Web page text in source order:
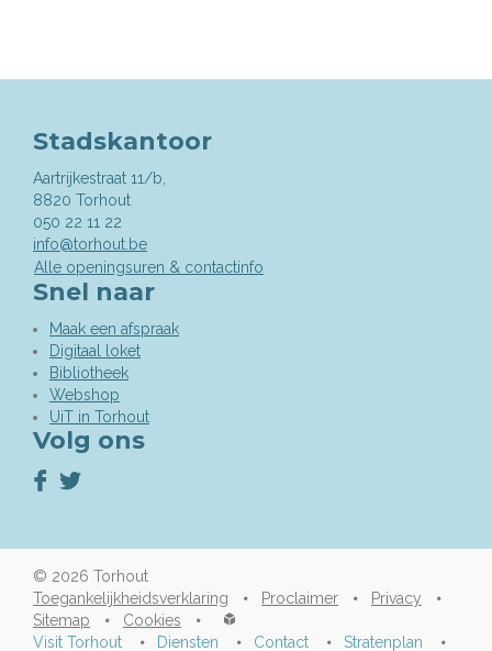
Stadskantoor
Aartrijkestraat 11/b,
,8820 Torhout
050 22 11 22
info@torhout.be
Alle openingsuren & contactinfo
Snel naar
Maak een afspraak
Digitaal loket
Bibliotheek
Webshop
UiT in Torhout
Volg ons
Volg Volg
© 2026 Torhout
Toegankelijkheidsverklaring
Proclaimer
Privacy
Sitemap
Cookies
2026
Visit Torhout Diensten Contact Stratenplan